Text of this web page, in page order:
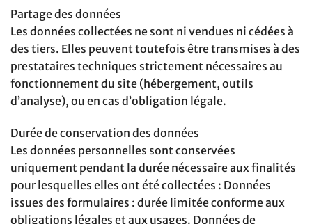
Partage des données
Les données collectées ne sont ni vendues ni cédées à
des tiers. Elles peuvent toutefois être transmises à des
prestataires techniques strictement nécessaires au
fonctionnement du site (hébergement, outils
d’analyse), ou en cas d’obligation légale.
Durée de conservation des données
Les données personnelles sont conservées
uniquement pendant la durée nécessaire aux finalités
pour lesquelles elles ont été collectées : Données
issues des formulaires : durée limitée conforme aux
obligations légales et aux usages. Données de